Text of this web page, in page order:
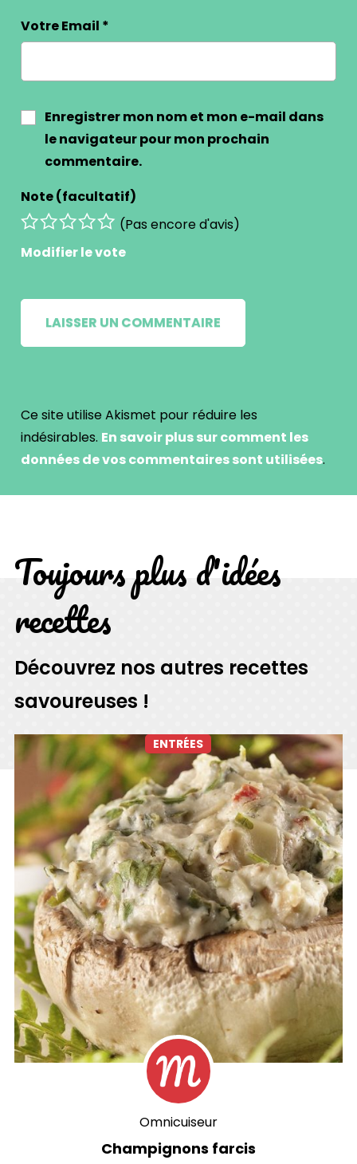
Votre Email *
Enregistrer mon nom et mon e-mail dans
le navigateur pour mon prochain
commentaire.
Note (facultatif)
(Pas encore d'avis)
Modifier le vote
Ce site utilise Akismet pour réduire les
indésirables. En savoir plus sur comment les
données de vos commentaires sont utilisées.
Toujours plus d'idées
recettes
Découvrez nos autres recettes
savoureuses !
Omnicuiseur
ENTRÉES
Champignons farcis